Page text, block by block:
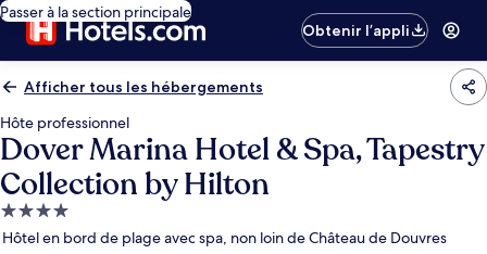
Passer à la section principale
Obtenir l’appli
Afficher tous les hébergements
Hôte professionnel
Dover Marina Hotel & Spa, Tapestry
Collection by Hilton
Hébergement
4.0 étoiles
Hôtel en bord de plage avec spa, non loin de Château de Douvres